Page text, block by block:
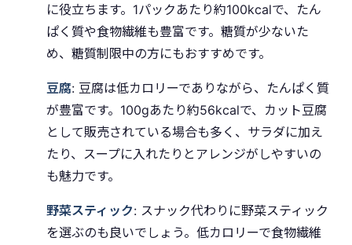
に役立ちます。1パックあたり約100kcalで、たん
ぱく質や食物繊維も豊富です。糖質が少ないた
め、糖質制限中の方にもおすすめです。
豆腐: 豆腐は低カロリーでありながら、たんぱく質
が豊富です。100gあたり約56kcalで、カット豆腐
として販売されている場合も多く、サラダに加え
たり、スープに入れたりとアレンジがしやすいの
も魅力です。
野菜スティック: スナック代わりに野菜スティック
を選ぶのも良いでしょう。低カロリーで食物繊維